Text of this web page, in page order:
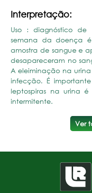
Interpretação:
Uso : diagnóstico de
semana da doença é
amostra de sangue e
desapareceram no
A eleiminação na
infecção. É
leptospiras na urina
intermitente.
Ver